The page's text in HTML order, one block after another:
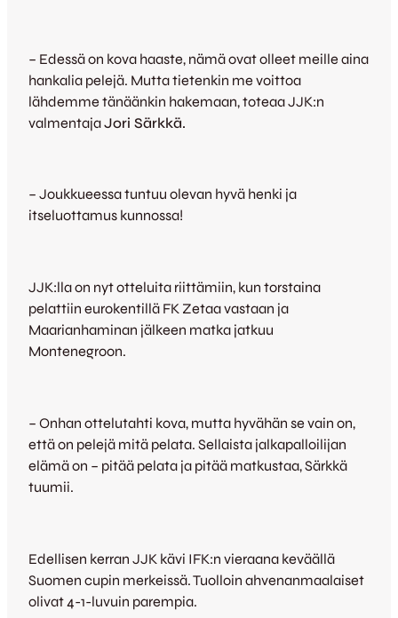
– Edessä on kova haaste, nämä ovat olleet meille aina
hankalia pelejä. Mutta tietenkin me voittoa
lähdemme tänäänkin hakemaan, toteaa JJK:n
valmentajaJori Särkkä.
– Joukkueessa tuntuu olevan hyvä henki ja
itseluottamus kunnossa!
JJK:lla on nyt otteluita riittämiin, kun torstaina
pelattiin eurokentillä FK Zetaa vastaan ja
Maarianhaminan jälkeen matka jatkuu
Montenegroon.
– Onhan ottelutahti kova, mutta hyvähän se vain on,
että on pelejä mitä pelata. Sellaista jalkapalloilijan
elämä on – pitää pelata ja pitää matkustaa, Särkkä
tuumii.
Edellisen kerran JJK kävi IFK:n vieraana keväällä
Suomen cupin merkeissä. Tuolloin ahvenanmaalaiset
olivat 4-1-luvuin parempia.